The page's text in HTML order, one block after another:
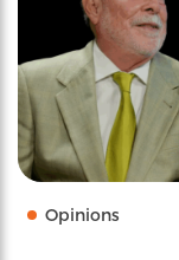
Opinions